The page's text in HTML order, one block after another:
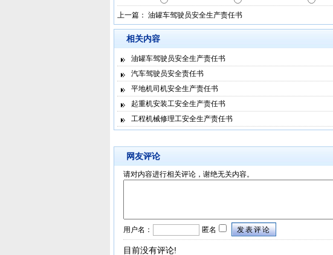
上一篇： 油罐车驾驶员安全生产责任书
相关内容
油罐车驾驶员安全生产责任书
汽车驾驶员安全责任书
平地机司机安全生产责任书
起重机安装工安全生产责任书
工程机械修理工安全生产责任书
网友评论
请对内容进行相关评论，谢绝无关内容。
用户名： 匿名 发表评论
目前没有评论!